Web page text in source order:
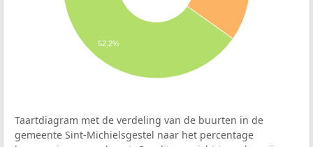
52,2%
Taartdiagram met de verdeling van de buurten in de
gemeente Sint-Michielsgestel naar het percentage